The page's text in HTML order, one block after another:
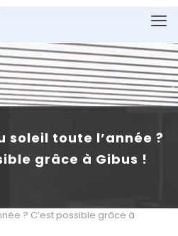
soleil toute l’année ?
grâce à Gibus !
? C’est possible grâce à